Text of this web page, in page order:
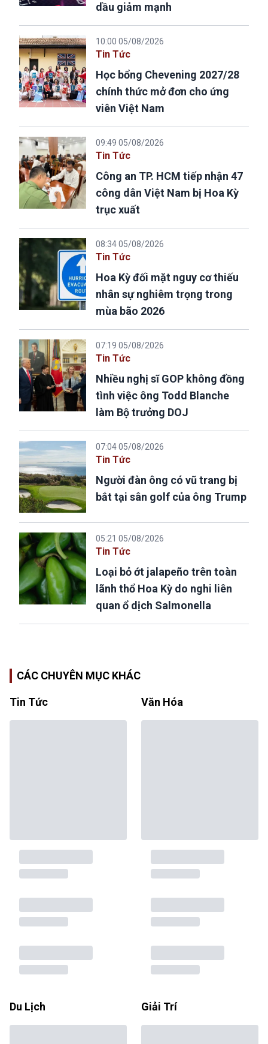
dầu giảm mạnh
10:00 05/08/2026
Tin Tức
Học bổng Chevening 2027/28
chính thức mở đơn cho ứng
viên Việt Nam
09:49 05/08/2026
Tin Tức
Công an TP. HCM tiếp nhận 47
công dân Việt Nam bị Hoa Kỳ
trục xuất
08:34 05/08/2026
Tin Tức
Hoa Kỳ đối mặt nguy cơ thiếu
nhân sự nghiêm trọng trong
mùa bão 2026
07:19 05/08/2026
Tin Tức
Nhiều nghị sĩ GOP không đồng
tình việc ông Todd Blanche
làm Bộ trưởng DOJ
07:04 05/08/2026
Tin Tức
Người đàn ông có vũ trang bị
bắt tại sân golf của ông Trump
05:21 05/08/2026
Tin Tức
Loại bỏ ớt jalapeño trên toàn
lãnh thổ Hoa Kỳ do nghi liên
quan ổ dịch Salmonella
CÁC CHUYÊN MỤC KHÁC
Tin Tức Văn Hóa
Du Lịch Giải Trí